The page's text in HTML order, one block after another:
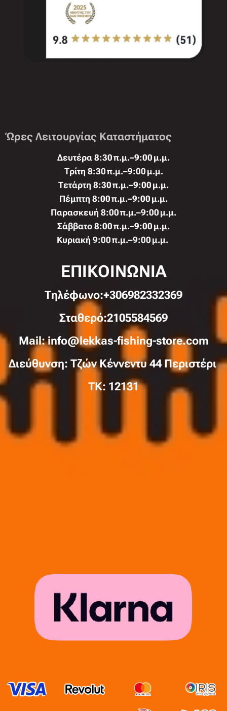
Ώρες Λειτουργίας Καταστήματος
Δευτέρα 8:30 π.μ.–9:00 μ.μ.
Τρίτη 8:30 π.μ.–9:00 μ.μ.
Τετάρτη 8:30 π.μ.–9:00 μ.μ.
Πέμπτη 8:00 π.μ.–9:00 μ.μ.
Παρασκευή 8:00 π.μ.–9:00 μ.μ.
Σάββατο 8:00 π.μ.–9:00 μ.μ.
Κυριακή 9:00 π.μ.–9:00 μ.μ.
ΕΠΙΚΟΙΝΩΝΙΑ
Τηλέφωνo:+306982332369
Σταθερό:2105584569
Mail: info@lekkas-fishing-store.com
Διεύθυνση: Τζών Κέννεντυ 44 Περιστέρι
TK: 12131